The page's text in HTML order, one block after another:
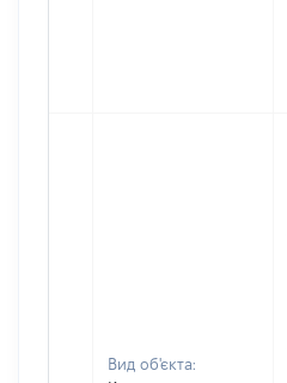
Вид об'єкта: